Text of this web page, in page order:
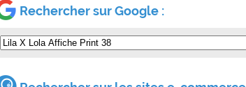
Rechercher sur Google :